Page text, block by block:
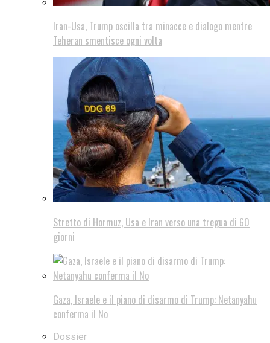
Iran-Usa, Trump oscilla tra minacce e dialogo mentre
Teheran smentisce ogni volta
Stretto di Hormuz, Usa e Iran verso una tregua di 60
giorni
Gaza, Israele e il piano di disarmo di Trump: Netanyahu
conferma il No
Dossier